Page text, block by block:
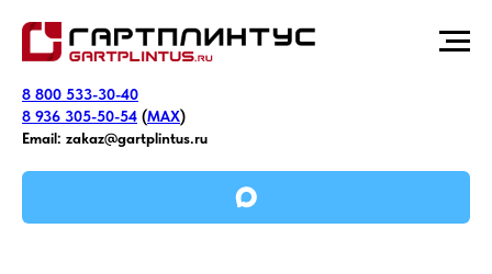
8 800 533-30-40
8 936 305-50-54 (MAX)
Email: zakaz@gartplintus.ru